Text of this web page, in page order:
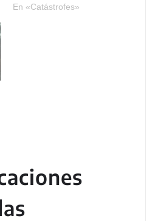
En «Catástrofes»